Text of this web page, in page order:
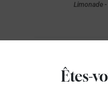
Êtes-
Limonade
vape de qualité à
électronique. Grâce
les vapoteurs